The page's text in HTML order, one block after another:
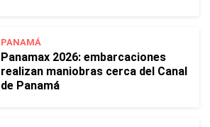
PANAMÁ
Panamax 2026: embarcaciones
realizan maniobras cerca del Canal
de Panamá